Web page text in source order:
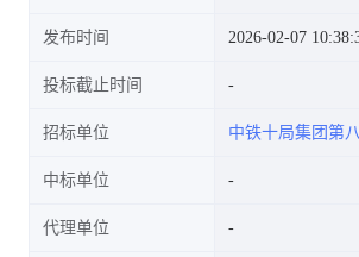
发布时间 2026-02-07
投标截止时间
招标单位 中铁十局集团第
中标单位
代理单位